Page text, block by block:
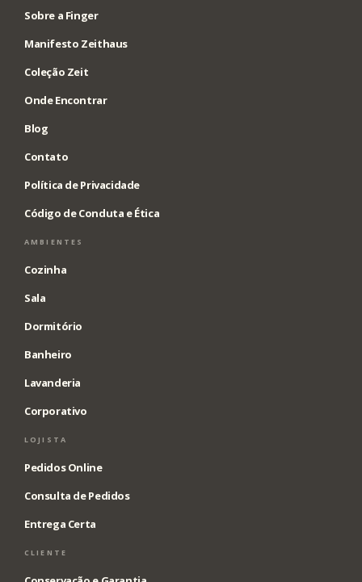
Sobre a Finger
Manifesto Zeithaus
Coleção Zeit
Onde Encontrar
Blog
Contato
Política de Privacidade
Código de Conduta e Ética
AMBIENTES
Cozinha
Sala
Dormitório
Banheiro
Lavanderia
Corporativo
LOJISTA
Pedidos Online
Consulta de Pedidos
Entrega Certa
CLIENTE